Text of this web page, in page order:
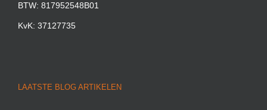
BTW: 817952548B01
KvK: 37127735
LAATSTE BLOG ARTIKELEN